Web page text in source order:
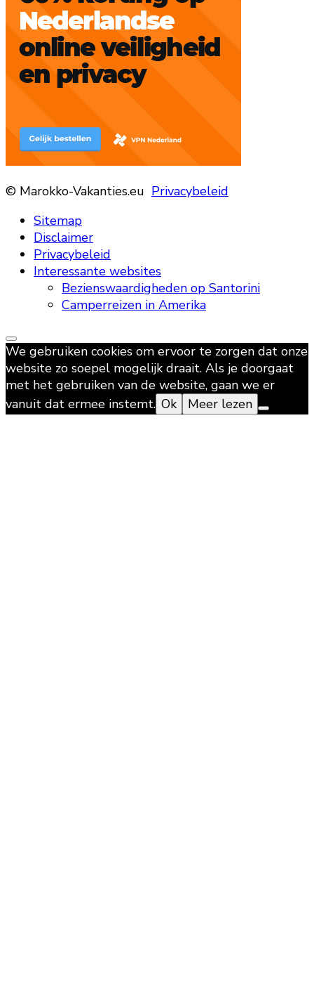
© Marokko-Vakanties.eu Privacybeleid
Sitemap
Disclaimer
Privacybeleid
Interessante websites
Bezienswaardigheden op Santorini
Camperreizen in Amerika
We gebruiken cookies om ervoor te zorgen dat onze
website zo soepel mogelijk draait. Als je doorgaat
met het gebruiken van de website, gaan we er
vanuit dat ermee instemt. Ok Meer lezen